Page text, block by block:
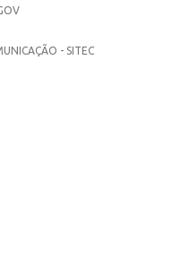
- SITEC